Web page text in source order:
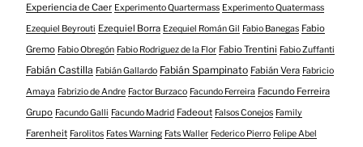
Experiencia de Caer Experimento Quartermass Experimento Quatermass
Ezequiel Beyrouti Ezequiel Borra Ezequiel Román Gil Fabio Banegas Fabio
Gremo Fabio Obregón Fabio Rodriguez de la Flor Fabio Trentini Fabio Zuffanti
Fabián Castilla Fabián Gallardo Fabián Spampinato Fabián Vera Fabricio
Amaya Fabrizio de Andre Factor Burzaco Facundo Ferreira Facundo Ferreira
Grupo Facundo Galli Facundo Madrid Fadeout Falsos Conejos Family
Farenheit Farolitos Fates Warning Fats Waller Federico Pierro Felipe Abel